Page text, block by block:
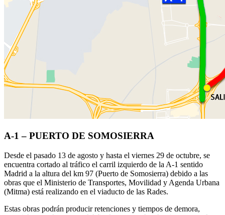
A-1 – PUERTO DE SOMOSIERRA
Desde el pasado 13 de agosto y hasta el viernes 29 de octubre, se
encuentra cortado al tráfico el carril izquierdo de la A-1 sentido
Madrid a la altura del km 97 (Puerto de Somosierra) debido a las
obras que el Ministerio de Transportes, Movilidad y Agenda Urbana
(Mitma) está realizando en el viaducto de las Rades.
Estas obras podrán producir retenciones y tiempos de demora,